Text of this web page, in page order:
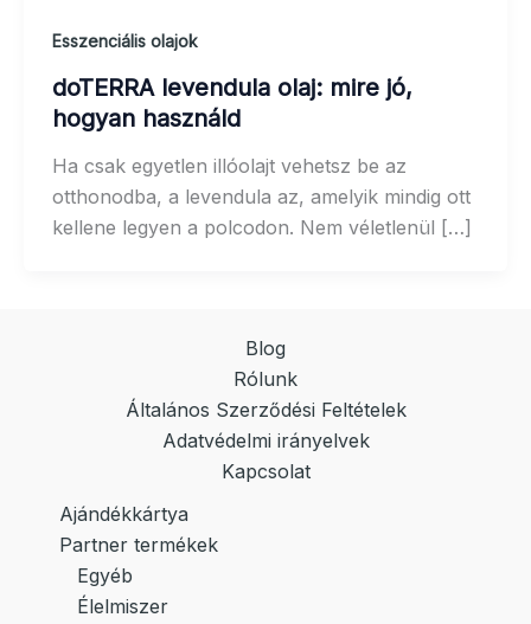
Esszenciális olajok
doTERRA levendula olaj: mire jó,
hogyan használd
Ha csak egyetlen illóolajt vehetsz be az
otthonodba, a levendula az, amelyik mindig ott
kellene legyen a polcodon. Nem véletlenül […]
Blog
Rólunk
Általános Szerződési Feltételek
Adatvédelmi irányelvek
Kapcsolat
Ajándékkártya
Partner termékek
Egyéb
Élelmiszer